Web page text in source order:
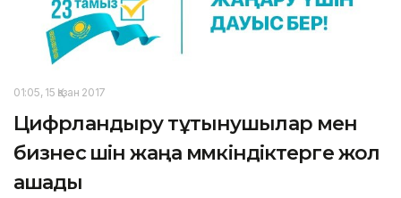
01:05, 15 Қазан 2017
Цифрландыру тұтынушылар мен
бизнес үшін жаңа мүмкіндіктерге жол
ашады